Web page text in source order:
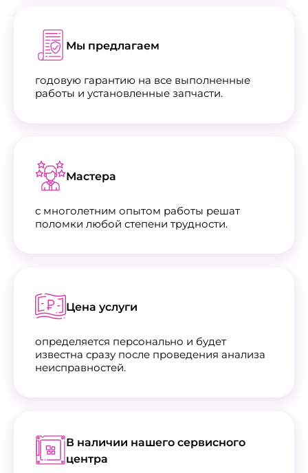
Мы предлагаем
годовую гарантию на все выполненные
работы и установленные запчасти.
Мастера
с многолетним опытом работы решат
поломки любой степени трудности.
Цена услуги
определяется персонально и будет
известна сразу после проведения анализа
неисправностей.
В наличии нашего сервисного
центра